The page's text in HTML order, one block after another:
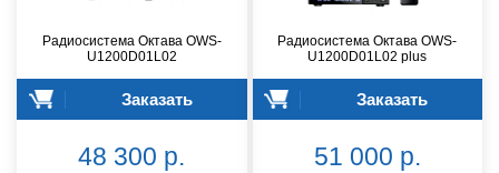
Радиосистема Октава OWS-
U1200D01L02
Заказать
48 300 р.
Радиосистема Октава OWS-
U1200D01L02 plus
Заказать
51 000 р.